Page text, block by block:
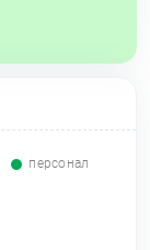
персонал